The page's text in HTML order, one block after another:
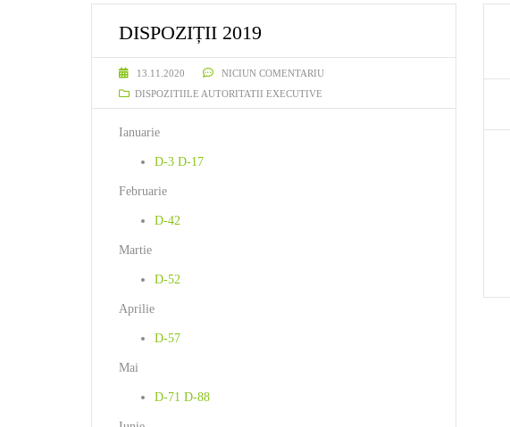
DISPOZIȚII 2019
13.11.2020
NICIUN COMENTARIU
DISPOZITIILE AUTORITATII EXECUTIVE
Ianuarie
D-3 D-17
Februarie
D-42
Martie
D-52
Aprilie
D-57
Mai
D-71 D-88